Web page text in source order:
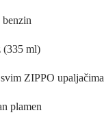
(335 ml)
ZIPPO upaljačima
plamen